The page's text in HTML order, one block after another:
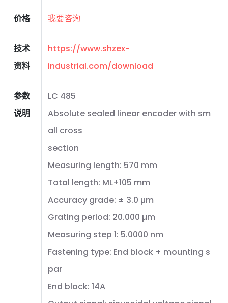
价格 我要咨询
技术
资料
https://www.shzex-
industrial.com/download
参数
说明
LC 485
Absolute sealed linear encoder with sm
all cross
section
Measuring length: 570 mm
Total length: ML+105 mm
Accuracy grade: ± 3.0 µm
Grating period: 20.000 µm
Measuring step 1: 5.0000 nm
Fastening type: End block + mounting s
par
End block: 14A